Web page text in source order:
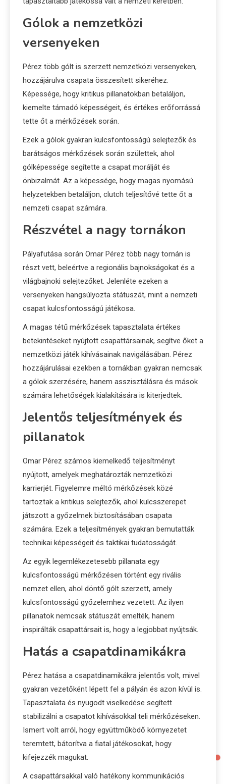
Gólok a nemzetközi
versenyeken
Pérez több gólt is szerzett nemzetközi versenyeken,
hozzájárulva csapata összesített sikeréhez.
Képessége, hogy kritikus pillanatokban betaláljon,
kiemelte támadó képességeit, és értékes erőforrássá
tette őt a mérkőzések során.
Ezek a gólok gyakran kulcsfontosságú selejtezők és
barátságos mérkőzések során születtek, ahol
gólképessége segítette a csapat morálját és
önbizalmát. Az a képessége, hogy magas nyomású
helyzetekben betaláljon, clutch teljesítővé tette őt a
nemzeti csapat számára.
Részvétel a nagy tornákon
Pályafutása során Omar Pérez több nagy tornán is
részt vett, beleértve a regionális bajnokságokat és a
világbajnoki selejtezőket. Jelenléte ezeken a
versenyeken hangsúlyozta státuszát, mint a nemzeti
csapat kulcsfontosságú játékosa.
A magas tétű mérkőzések tapasztalata értékes
betekintéseket nyújtott csapattársainak, segítve őket a
nemzetközi játék kihívásainak navigálásában. Pérez
hozzájárulásai ezekben a tornákban gyakran nemcsak
a gólok szerzésére, hanem asszisztálásra és mások
számára lehetőségek kialakítására is kiterjedtek.
Jelentős teljesítmények és
pillanatok
Omar Pérez számos kiemelkedő teljesítményt
nyújtott, amelyek meghatározták nemzetközi
karrierjét. Figyelemre méltó mérkőzések közé
tartoztak a kritikus selejtezők, ahol kulcsszerepet
játszott a győzelmek biztosításában csapata
számára. Ezek a teljesítmények gyakran bemutatták
technikai képességeit és taktikai tudatosságát.
Az egyik legemlékezetesebb pillanata egy
kulcsfontosságú mérkőzésen történt egy rivális
nemzet ellen, ahol döntő gólt szerzett, amely
kulcsfontosságú győzelemhez vezetett. Az ilyen
pillanatok nemcsak státuszát emelték, hanem
inspirálták csapattársait is, hogy a legjobbat nyújtsák.
Hatás a csapatdinamikákra
Pérez hatása a csapatdinamikákra jelentős volt, mivel
gyakran vezetőként lépett fel a pályán és azon kívül is.
Tapasztalata és nyugodt viselkedése segített
stabilizálni a csapatot kihívásokkal teli mérkőzéseken.
Ismert volt arról, hogy együttműködő környezetet
teremtett, bátorítva a fiatal játékosokat, hogy
kifejezzék magukat.
A csapattársakkal való hatékony kommunikációs